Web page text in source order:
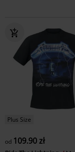
Plus Size
od 109.90 zł